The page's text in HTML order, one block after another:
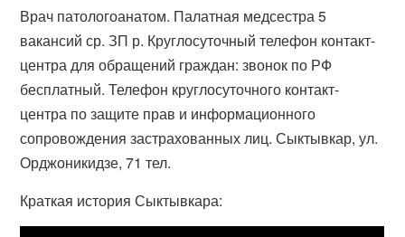
Врач патологоанатом. Палатная медсестра 5
вакансий ср. ЗП р. Круглосуточный телефон контакт-
центра для обращений граждан: звонок по РФ
бесплатный. Телефон круглосуточного контакт-
центра по защите прав и информационного
сопровождения застрахованных лиц. Сыктывкар, ул.
Орджоникидзе, 71 тел.
Краткая история Сыктывкара: